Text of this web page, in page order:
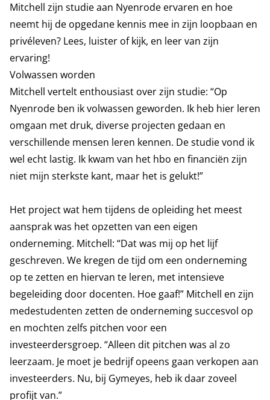
Mitchell zijn studie aan Nyenrode ervaren en hoe
neemt hij de opgedane kennis mee in zijn loopbaan en
privéleven? Lees, luister of kijk, en leer van zijn
ervaring!
Volwassen worden
Mitchell vertelt enthousiast over zijn studie: “Op
Nyenrode ben ik volwassen geworden. Ik heb hier leren
omgaan met druk, diverse projecten gedaan en
verschillende mensen leren kennen. De studie vond ik
wel echt lastig. Ik kwam van het hbo en financiën zijn
niet mijn sterkste kant, maar het is gelukt!”
Het project wat hem tijdens de opleiding het meest
aansprak was het opzetten van een eigen
onderneming. Mitchell: “Dat was mij op het lijf
geschreven. We kregen de tijd om een onderneming
op te zetten en hiervan te leren, met intensieve
begeleiding door docenten. Hoe gaaf!” Mitchell en zijn
medestudenten zetten de onderneming succesvol op
en mochten zelfs pitchen voor een
investeerdersgroep. “Alleen dit pitchen was al zo
leerzaam. Je moet je bedrijf opeens gaan verkopen aan
investeerders. Nu, bij Gymeyes, heb ik daar zoveel
profijt van.”